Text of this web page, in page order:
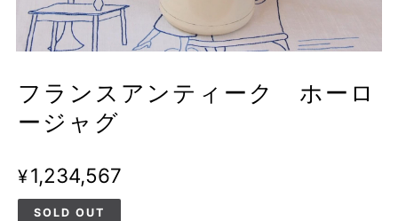
フランスアンティーク ホーロ
ージャグ
¥1,234,567
SOLD OUT